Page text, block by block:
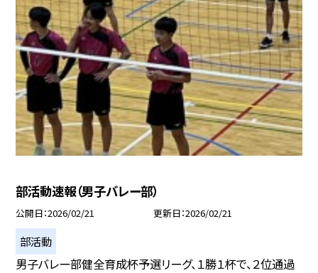
部活動速報（男子バレー部）
公開日 2026/02/21 更新日 2026/02/21
部活動
男子バレー部健全育成杯予選リーグ、１勝１杯で、２位通過